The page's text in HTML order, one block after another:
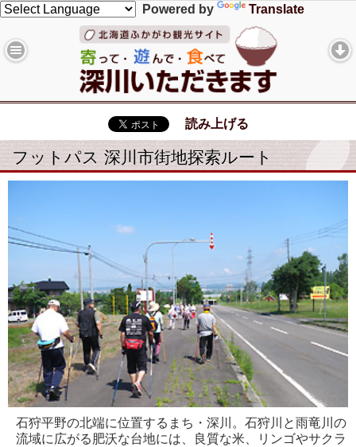
Powered by Translate
読み上げる
フットパス 深川市街地探索ルート
石狩平野の北端に位置するまち・深川。石狩川と雨竜川の
流域に広がる肥沃な台地には、良質な米、リンゴやサクラ